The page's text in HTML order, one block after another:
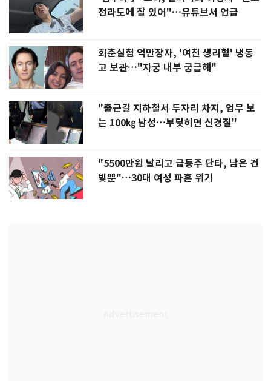
전라도에 잘 있어"…유튜브서 언급
회춘실험 억만장자, '여친 생리혈' 냉동
고 보관…"자궁 내부 궁금해"
"출근길 지하철서 두자리 차지, 업무 보
는 100㎏ 남성…부딪히면 신경질"
"5500만원 날리고 급등주 단타, 남은 건
빚뿐"…30대 여성 파혼 위기